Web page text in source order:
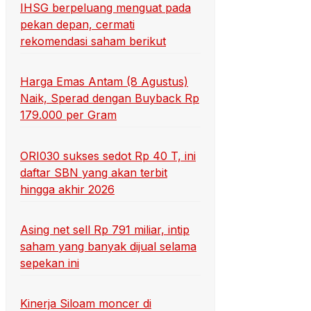
IHSG berpeluang menguat pada
pekan depan, cermati
rekomendasi saham berikut
Harga Emas Antam (8 Agustus)
Naik, Sperad dengan Buyback Rp
179.000 per Gram
ORI030 sukses sedot Rp 40 T, ini
daftar SBN yang akan terbit
hingga akhir 2026
Asing net sell Rp 791 miliar, intip
saham yang banyak dijual selama
sepekan ini
Kinerja Siloam moncer di